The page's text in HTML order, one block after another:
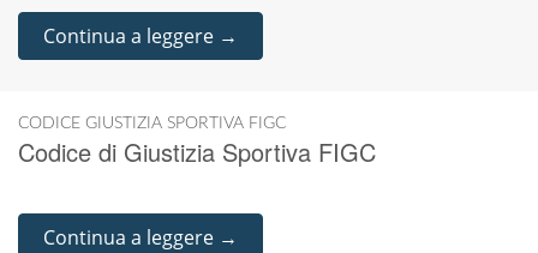
Continua a leggere →
CODICE GIUSTIZIA SPORTIVA FIGC
Codice di Giustizia Sportiva FIGC
Continua a leggere →